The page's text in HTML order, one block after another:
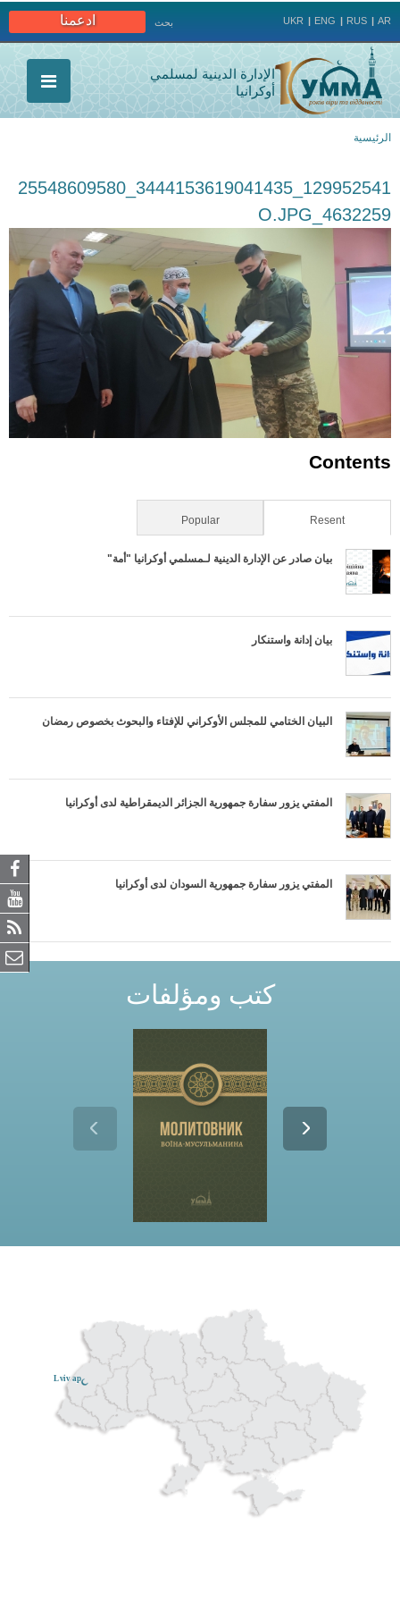
ادعمنا بحث UKR ENG RUS AR
الإدارة الدينية لمسلمي
أوكرانيا
الرئيسية
129952541_3444153619041435_25548609580
4632259_O.JPG
Contents
Resent (علامة التبويب النشطة)Popular
بيان صادر عن الإدارة الدينية لـمسلمي أوكرانيا "أمة"
بيان إدانة واستنكار
البيان الختامي للمجلس الأوكراني للإفتاء والبحوث بخصوص رمضان
المفتي يزور سفارة جمهورية الجزائر الديمقراطية لدى أوكرانيا
المفتي يزور سفارة جمهورية السودان لدى أوكرانيا
كتب ومؤلفات
Lviv ар